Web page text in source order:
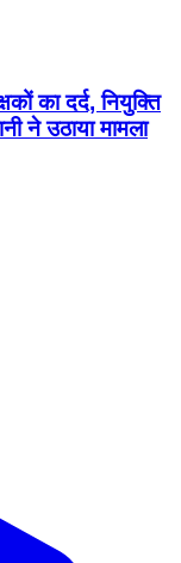
का दर्द, नियुक्ति
ने उठाया मामला